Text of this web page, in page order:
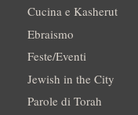
Cucina e Kasherut
Ebraismo
Feste/Eventi
Jewish in the City
Parole di Torah